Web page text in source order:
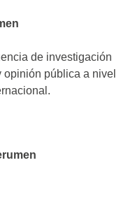
de investigación
opinión pública a nivel